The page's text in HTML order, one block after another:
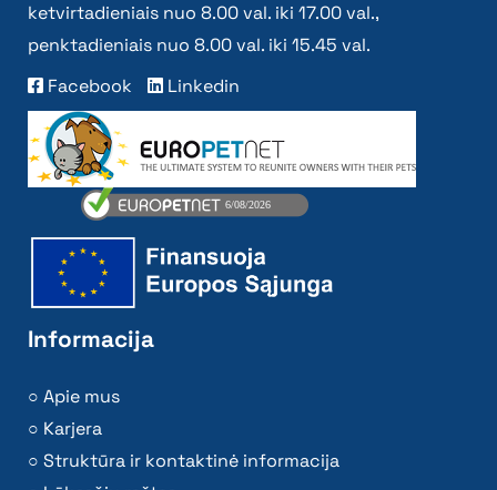
ketvirtadieniais nuo 8.00 val. iki 17.00 val.,
penktadieniais nuo 8.00 val. iki 15.45 val.
Facebook
Linkedin
Informacija
Apie mus
Karjera
Struktūra ir kontaktinė informacija